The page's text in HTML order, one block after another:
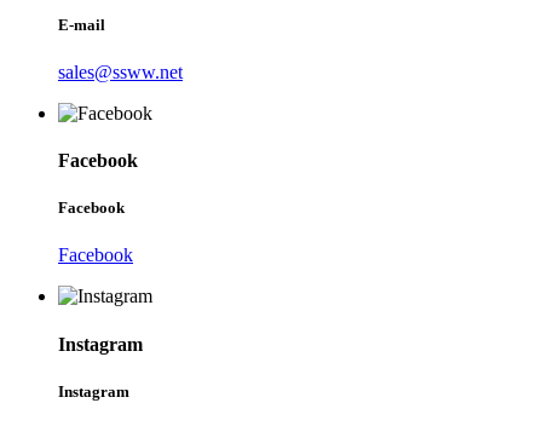
E-mail
sales@ssww.net
Facebook
Facebook
Facebook
Instagram
Instagram